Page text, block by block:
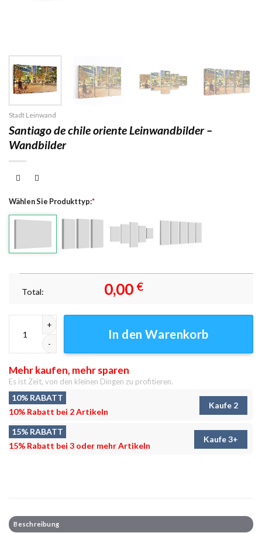
Stadt Leinwand
Santiago de chile oriente Leinwandbilder –
Wandbilder
Wählen Sie Produkttyp:*
Total: 0,00 €
In den Warenkorb
Mehr kaufen, mehr sparen
Es ist Zeit, von den kleinen Dingen zu profitieren.
10% RABATT
10% Rabatt bei 2 Artikeln
Kaufe 2
15% RABATT
15% Rabatt bei 3 oder mehr Artikeln
Kaufe 3+
Beschreibung